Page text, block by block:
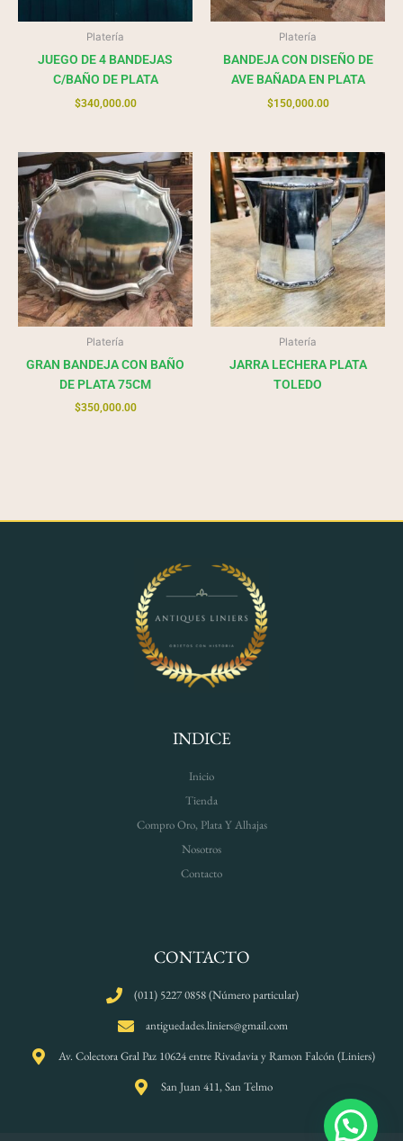
Platería
JUEGO DE 4 BANDEJAS
C/BAÑO DE PLATA
$340,000.00
Platería
BANDEJA CON DISEÑO DE
AVE BAÑADA EN PLATA
$150,000.00
Platería
GRAN BANDEJA CON BAÑO
DE PLATA 75CM
$350,000.00
Platería
JARRA LECHERA PLATA
TOLEDO
INDICE
Inicio
Tienda
Compro Oro, Plata Y Alhajas
Nosotros
Contacto
CONTACTO
(011) 5227 0858 (Número particular)
antiguedades.liniers@gmail.com
Av. Colectora Gral Paz 10624 entre Rivadavia y Ramon Falcón (Liniers)
San Juan 411, San Telmo